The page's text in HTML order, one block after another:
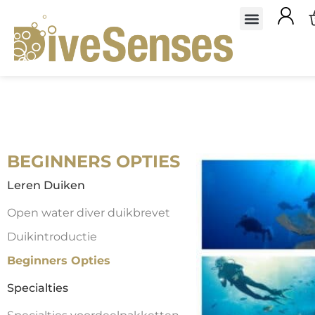
BEGINNERS OPTIES
Leren Duiken
Open water diver duikbrevet
Duikintroductie
Beginners Opties
Specialties